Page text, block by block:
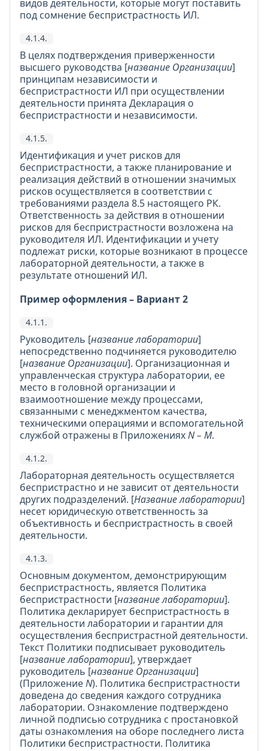
видов деятельности, которые могут поставить
под сомнение беспристрастность ИЛ.
4.1.4.
В целях подтверждения приверженности
высшего руководства [название Организации]
принципам независимости и
беспристрастности ИЛ при осуществлении
деятельности принята Декларация о
беспристрастности и независимости.
4.1.5.
Идентификация и учет рисков для
беспристрастности, а также планирование и
реализация действий в отношении значимых
рисков осуществляется в соответствии с
требованиями раздела 8.5 настоящего РК.
Ответственность за действия в отношении
рисков для беспристрастности возложена на
руководителя ИЛ. Идентификации и учету
подлежат риски, которые возникают в процессе
лабораторной деятельности, а также в
результате отношений ИЛ.
Пример оформления – Вариант 2
4.1.1.
Руководитель [название лаборатории]
непосредственно подчиняется руководителю
[название Организации]. Организационная и
управленческая структура лаборатории, ее
место в головной организации и
взаимоотношение между процессами,
связанными с менеджментом качества,
техническими операциями и вспомогательной
службой отражены в ПриложенияхN – M.
4.1.2.
Лабораторная деятельность осуществляется
беспристрастно и не зависит от деятельности
других подразделений. [Название лаборатории]
несет юридическую ответственность за
объективность и беспристрастность в своей
деятельности.
4.1.3.
Основным документом, демонстрирующим
беспристрастность, является Политика
беспристрастности [название лаборатории].
Политика декларирует беспристрастность в
деятельности лаборатории и гарантии для
осуществления беспристрастной деятельности.
Текст Политики подписывает руководитель
[название лаборатории], утверждает
руководитель [название Организации]
(ПриложениеN). Политика беспристрастности
доведена до сведения каждого сотрудника
лаборатории. Ознакомление подтверждено
личной подписью сотрудника с простановкой
даты ознакомления на оборе последнего листа
Политики беспристрастности. Политика